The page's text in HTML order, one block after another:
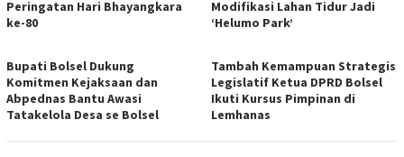
Peringatan Hari Bhayangkara
ke-80
Modifikasi Lahan Tidur Jadi
‘Helumo Park’
Bupati Bolsel Dukung
Komitmen Kejaksaan dan
Abpednas Bantu Awasi
Tatakelola Desa se Bolsel
Tambah Kemampuan Strategis
Legislatif Ketua DPRD Bolsel
Ikuti Kursus Pimpinan di
Lemhanas